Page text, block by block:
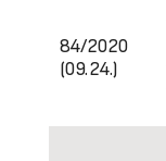
84/2020
(09.24.)